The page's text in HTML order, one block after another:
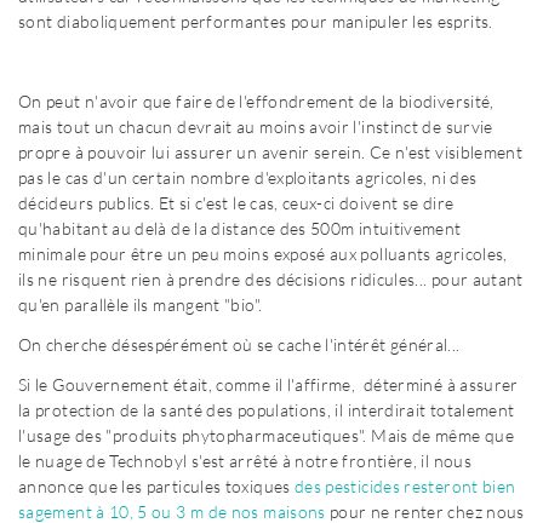
sont diaboliquement performantes pour manipuler les esprits.
On peut n'avoir que faire de l'effondrement de la biodiversité,
mais tout un chacun devrait au moins avoir l'instinct de survie
propre à pouvoir lui assurer un avenir serein. Ce n'est visiblement
pas le cas d'un certain nombre d'exploitants agricoles, ni des
décideurs publics. Et si c'est le cas, ceux-ci doivent se dire
qu'habitant au delà de la distance des 500m intuitivement
minimale pour être un peu moins exposé aux polluants agricoles,
ils ne risquent rien à prendre des décisions ridicules... pour autant
qu'en parallèle ils mangent "bio".
On cherche désespérément où se cache l'intérêt général...
Si le Gouvernement était, comme il l'affirme, déterminé à assurer
la protection de la santé des populations, il interdirait totalement
l'usage des "produits phytopharmaceutiques". Mais de même que
le nuage de Technobyl s'est arrêté à notre frontière, il nous
annonce que les particules toxiques des pesticides resteront bien
sagement à 10, 5 ou 3 m de nos maisons pour ne renter chez nous